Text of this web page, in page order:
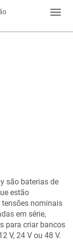
são baterias de
estão
nominais
em série,
para criar bancos
V, 24 V ou 48 V.